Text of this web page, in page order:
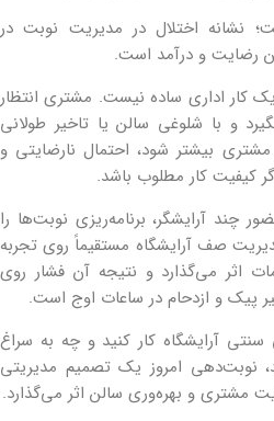
نشانه اختلال در مدیریت نوبت در
رضایت و درآمد است.
کار اداری ساده نیست. مشتری انتظار
و با شلوغی سالن یا تاخیر طولانی
بیشتر شود، احتمال نارضایتی و
کیفیت کار مطلوب باشد.
چند آرایشگر، برنامه‌ریزی نوبت‌ها را
صف آرایشگاه مستقیماً روی تجربه
اثر می‌گذارد و نتیجه آن فشار روی
پیک و ازدحام در ساعات اوج است.
آرایشگاه کار کنید و چه به سراغ
نوبت‌دهی امروز یک تصمیم مدیریتی
مشتری و بهره‌وری سالن اثر می‌گذارد.